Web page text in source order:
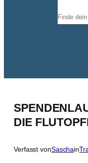
Suchen
DIE
Verfasst vonSaschain